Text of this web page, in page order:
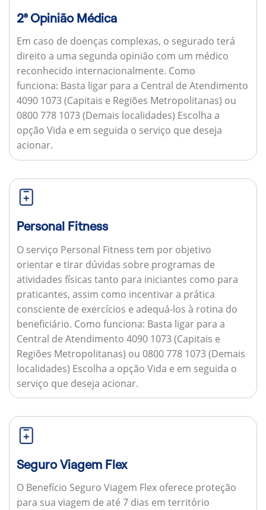
2ª Opinião Médica
Em caso de doenças complexas, o segurado terá
direito a uma segunda opinião com um médico
reconhecido internacionalmente. Como
funciona: Basta ligar para a Central de Atendimento
4090 1073 (Capitais e Regiões Metropolitanas) ou
0800 778 1073 (Demais localidades) Escolha a
opção Vida e em seguida o serviço que deseja
acionar.
Personal Fitness
O serviço Personal Fitness tem por objetivo
orientar e tirar dúvidas sobre programas de
atividades físicas tanto para iniciantes como para
praticantes, assim como incentivar a prática
consciente de exercícios e adequá-los à rotina do
beneficiário. Como funciona: Basta ligar para a
Central de Atendimento 4090 1073 (Capitais e
Regiões Metropolitanas) ou 0800 778 1073 (Demais
localidades) Escolha a opção Vida e em seguida o
serviço que deseja acionar.
Seguro Viagem Flex
O Benefício Seguro Viagem Flex oferece proteção
para sua viagem de até 7 dias em território